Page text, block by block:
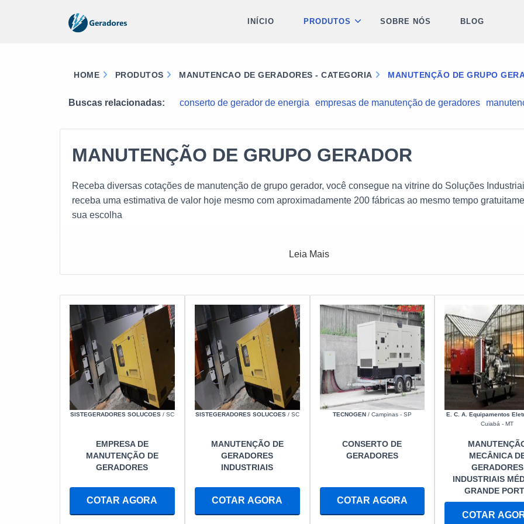
INÍCIO PRODUTOS SOBRE NÓS BLOG
HOME PRODUTOS MANUTENCAO DE GERADORES - CATEGORIA MANUTENÇÃO DE GRUPO
Buscas relacionadas: conserto de gerador de energia empresas de manutenção de geradores
MANUTENÇÃO DE GRUPO GERADOR
Receba diversas cotações de manutenção de grupo gerador, você consegue na vitrine do Soluções
receba uma estimativa de valor hoje mesmo com aproximadamente 200 fábricas ao mesmo tempo
sua escolha
Leia Mais
SISTEGERADORES SOLUCOES/ SC
EMPRESA DE
MANUTENÇÃO DE
GERADORES
COTAR AGORA
SISTEGERADORES SOLUCOES/ SC
MANUTENÇÃO DE
GERADORES
INDUSTRIAIS
COTAR AGORA
TECNOGEN/ Campinas - SP
CONSERTO DE
GERADORES
COTAR AGORA
E. C. A. Equipamentos
Cuiabá - MT
MECÂNICA
GERADORES
INDUSTRIAIS
GRANDE
COTAR